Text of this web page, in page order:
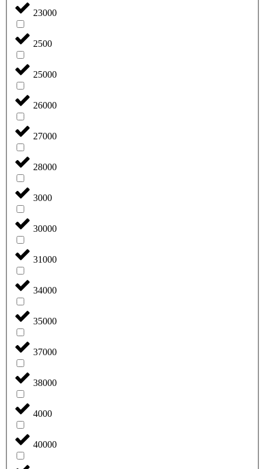
23000
2500
25000
26000
27000
28000
3000
30000
31000
34000
35000
37000
38000
4000
40000